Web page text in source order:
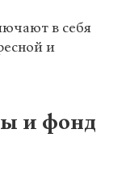
в себя
и
и фонд